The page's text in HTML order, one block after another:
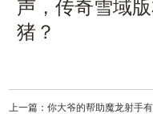
声，传奇雪域
猪？
上一篇： 你大爷的帮助魔龙射手